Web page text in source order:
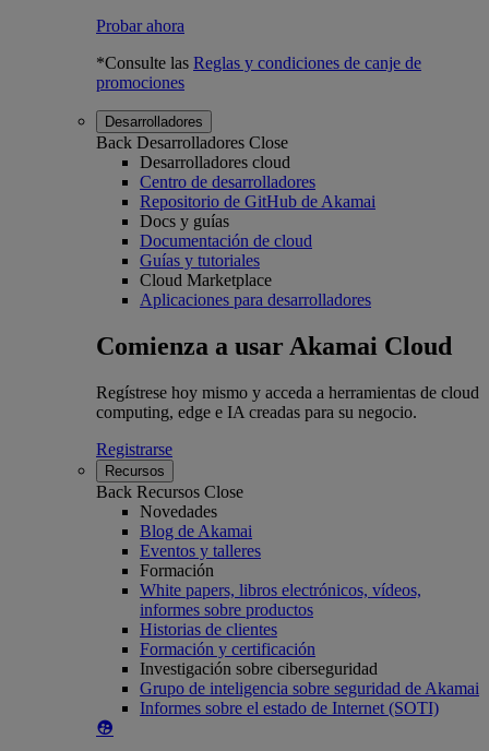
Probar ahora
*Consulte las Reglas y condiciones de canje de
promociones
Desarrolladores
Back Desarrolladores Close
Desarrolladores cloud
Centro de desarrolladores
Repositorio de GitHub de Akamai
Docs y guías
Documentación de cloud
Guías y tutoriales
Cloud Marketplace
Aplicaciones para desarrolladores
Comienza a usar Akamai Cloud
Regístrese hoy mismo y acceda a herramientas de cloud
computing, edge e IA creadas para su negocio.
Registrarse
Recursos
Back Recursos Close
Novedades
Blog de Akamai
Eventos y talleres
Formación
White papers, libros electrónicos, vídeos,
informes sobre productos
Historias de clientes
Formación y certificación
Investigación sobre ciberseguridad
Grupo de inteligencia sobre seguridad de Akamai
Informes sobre el estado de Internet (SOTI)